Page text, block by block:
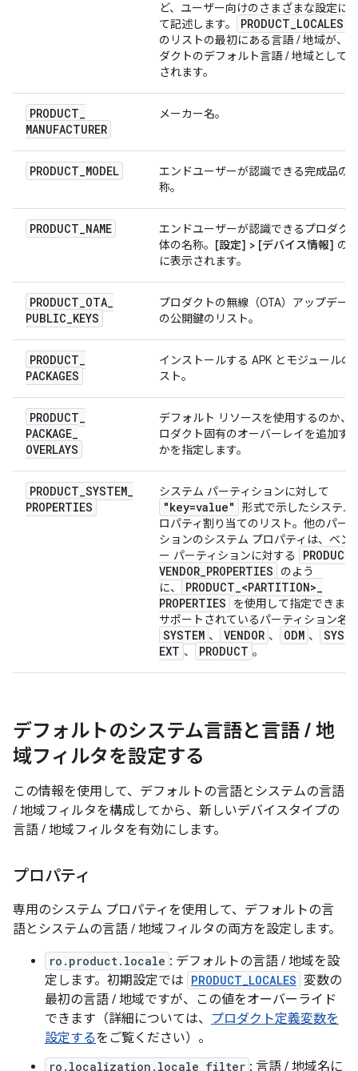
ど、ユーザー向けのさまざまな設定に
て記述します。
PRODUCT_LOCALES
のリストの最初にある言語 / 地域が、
ダクトのデフォルト言語 / 地域として
されます。
PRODUCT_
MANUFACTURER
メーカー名。
PRODUCT_MODEL
エンドユーザーが認識できる完成品の
称。
PRODUCT_NAME
エンドユーザーが認識できるプロダク
体の名称。 [設定] > [デバイス情報] の
に表示されます。
PRODUCT_OTA_
PUBLIC_KEYS
プロダクトの無線（OTA）アップデー
の公開鍵のリスト。
PRODUCT_
PACKAGES
インストールする APK とモジュールの
スト。
PRODUCT_
PACKAGE_
OVERLAYS
デフォルト リソースを使用するのか、
ロダクト固有のオーバーレイを追加す
かを指定します。
PRODUCT_SYSTEM_
PROPERTIES
システム パーティションに対して
"key=value"
形式で示したシステム
ロパティ割り当てのリスト。他のパー
ションのシステム プロパティは、ベン
ー パーティションに対する
PRODUCT
VENDOR_PROPERTIES
のよう
に、
PRODUCT_<PARTITION>_
PROPERTIES
を使用して指定できま
サポートされているパーティション名:
SYSTEM 、 VENDOR 、 ODM 、
EXT 、 PRODUCT 。
デフォルトのシステム言語と言語 / 地
域フィルタを設定する
この情報を使用して、デフォルトの言語とシステムの言語
/ 地域フィルタを構成してから、新しいデバイスタイプの
言語 / 地域フィルタを有効にします。
プロパティ
専用のシステム プロパティを使用して、デフォルトの言
語とシステムの言語 / 地域フィルタの両方を設定します。
ro.product.locale : デフォルトの言語 / 地域を設
定します。初期設定では PRODUCT_LOCALES 変数の
最初の言語 / 地域ですが、この値をオーバーライド
できます（詳細については、 プロダクト定義変数を
設定するをご覧ください）。
ro.localization.locale_filter : 言語 / 地域名に